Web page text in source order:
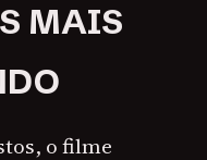
MAIS
o filme